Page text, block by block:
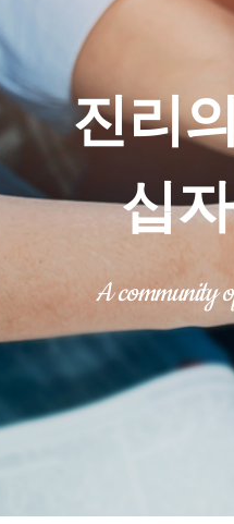
진리
십
A community